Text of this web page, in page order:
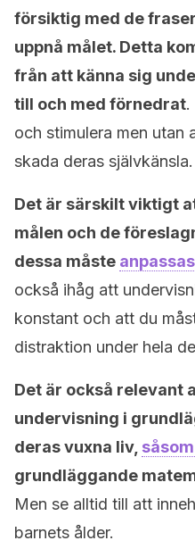
försiktig med de
uppnå målet. Detta
från att känna sig
till och med förnedrat.
och stimulera men utan
skada deras självkänsla.
Det är särskilt viktigt
målen och de
dessa måste
också ihåg att
konstant och att du
distraktion under hela
Det är också relevant
undervisning i
deras vuxna liv,
grundläggande
Men se alltid till att
barnets ålder.